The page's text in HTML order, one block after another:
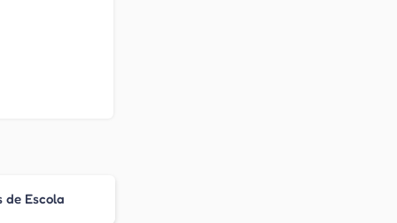
de Escola